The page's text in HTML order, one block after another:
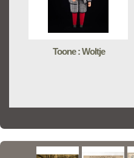
Toone : Woltje